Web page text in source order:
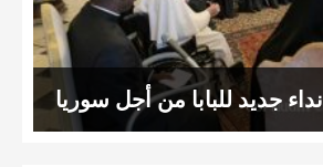
نداء جديد للبابا من أجل سوريا